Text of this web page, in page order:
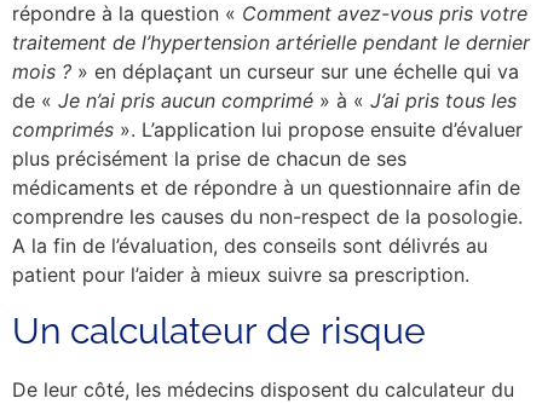
répondre à la question « Comment avez-vous pris votre
traitement de l’hypertension artérielle pendant le dernier
mois ? » en déplaçant un curseur sur une échelle qui va
de « Je n’ai pris aucun comprimé » à « J’ai pris tous les
comprimés ». L’application lui propose ensuite d’évaluer
plus précisément la prise de chacun de ses
médicaments et de répondre à un questionnaire afin de
comprendre les causes du non-respect de la posologie.
A la fin de l’évaluation, des conseils sont délivrés au
patient pour l’aider à mieux suivre sa prescription.
Un calculateur de risque
De leur côté, les médecins disposent du calculateur du